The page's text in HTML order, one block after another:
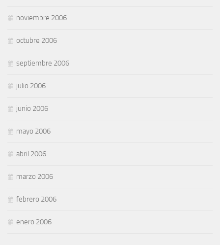
noviembre 2006
octubre 2006
septiembre 2006
julio 2006
junio 2006
mayo 2006
abril 2006
marzo 2006
febrero 2006
enero 2006